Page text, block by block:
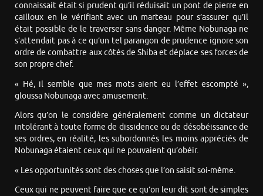
connaissait était si prudent qu’il réduisait un pont de pierre en
cailloux en le vérifiant avec un marteau pour s’assurer qu’il
était possible de le traverser sans danger. Même Nobunaga ne
s’attendait pas à ce qu’un tel parangon de prudence ignore son
ordre de combattre aux côtés de Shiba et déplace ses forces de
son propre chef.
« Hé, il semble que mes mots aient eu l’effet escompté »,
gloussa Nobunaga avec amusement.
Alors qu’on le considère généralement comme un dictateur
intolérant à toute forme de dissidence ou de désobéissance de
ses ordres, en réalité, les subordonnés les moins appréciés de
Nobunaga étaient ceux qui ne pouvaient qu’obéir.
« Les opportunités sont des choses que l’on saisit soi-même.
Ceux qui ne peuvent faire que ce qu’on leur dit sont de simples